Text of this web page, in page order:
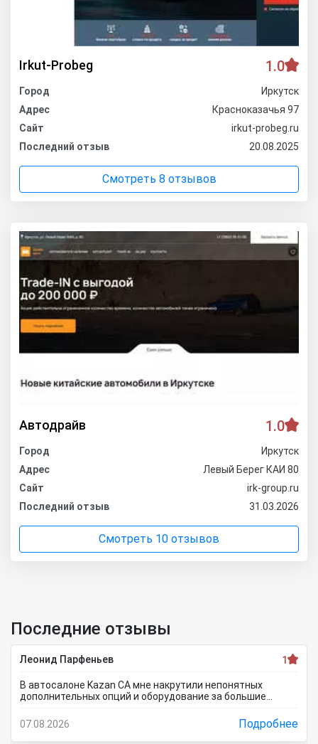
Irkut-Probeg 1.0
Город
Иркутск
Адрес
Красноказачья 97
Сайт
irkut-probeg.ru
Последний отзыв
20.08.2025
Смотреть 8 отзывов
Автодрайв 1.0
Город
Иркутск
Адрес
Левый Берег КАИ 80
Сайт
irk-group.ru
Последний отзыв
31.03.2026
Смотреть 10 отзывов
Последние отзывы
Леонид Парфеньев 1
В автосалоне Kazan CA мне накрутили непонятных
дополнительных опций и оборудование за большие
Менеджер салона мне стал доказывать, что отказаться
от допов не выйдет! Ну и что за жесть вообще здесь
07.08.2026 Подробнее